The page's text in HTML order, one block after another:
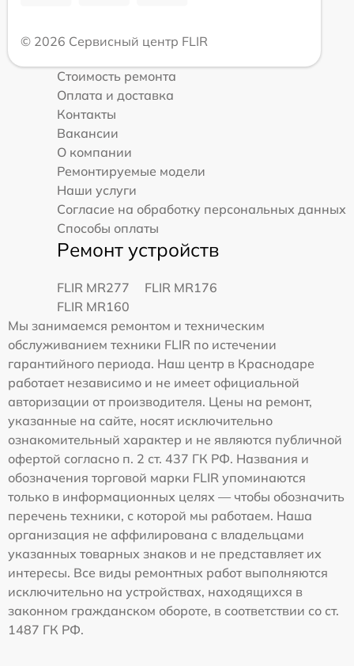
© 2026 Сервисный центр FLIR
Стоимость ремонта
Оплата и доставка
Контакты
Вакансии
О компании
Ремонтируемые модели
Наши услуги
Согласие на обработку персональных данных
Способы оплаты
Ремонт устройств
FLIR MR277
FLIR MR176
FLIR MR160
Мы занимаемся ремонтом и техническим
обслуживанием техники FLIR по истечении
гарантийного периода. Наш центр в Краснодаре
работает независимо и не имеет официальной
авторизации от производителя. Цены на ремонт,
указанные на сайте, носят исключительно
ознакомительный характер и не являются публичной
офертой согласно п. 2 ст. 437 ГК РФ. Названия и
обозначения торговой марки FLIR упоминаются
только в информационных целях — чтобы обозначить
перечень техники, с которой мы работаем. Наша
организация не аффилирована с владельцами
указанных товарных знаков и не представляет их
интересы. Все виды ремонтных работ выполняются
исключительно на устройствах, находящихся в
законном гражданском обороте, в соответствии со ст.
1487 ГК РФ.